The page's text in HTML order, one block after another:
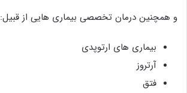
و همچنین درمان تخصصی بیماری هایی از قبیل:
بیماری های ارتوپدی
آرتروز
فتق